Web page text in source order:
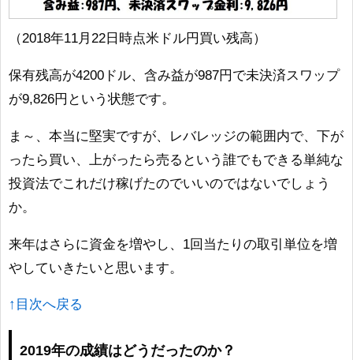
（2018年11月22日時点米ドル円買い残高）
保有残高が4200ドル、含み益が987円で未決済スワップ
が9,826円という状態です。
ま～、本当に堅実ですが、レバレッジの範囲内で、下が
ったら買い、上がったら売るという誰でもできる単純な
投資法でこれだけ稼げたのでいいのではないでしょう
か。
来年はさらに資金を増やし、1回当たりの取引単位を増
やしていきたいと思います。
↑目次へ戻る
2019年の成績はどうだったのか？